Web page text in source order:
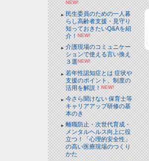
NEW!
民生委員のための一人暮
らし高齢者支援・見守り
知っておきたいQ&Aを紹
介！NEW!
介護現場のコミュニケー
ションで使える言い換え
３選NEW!
若年性認知症とは 症状や
支援のポイント、制度の
活用を解説！NEW!
今さら聞けない 保育士等
キャリアアップ研修の基
本のき
離職防止・次世代育成・
メンタルヘルス向上に役
立つ！「心理的安全性」
の高い医療現場のつくり
かた